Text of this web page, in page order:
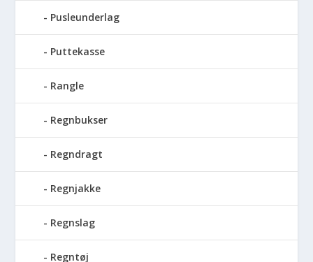
Pusleunderlag
Puttekasse
Rangle
Regnbukser
Regndragt
Regnjakke
Regnslag
Regntøj